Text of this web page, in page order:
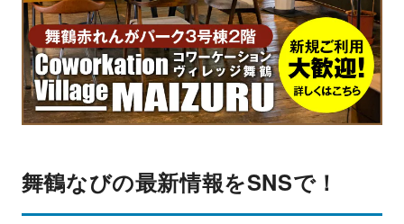
舞鶴なびの最新情報をSNSで！